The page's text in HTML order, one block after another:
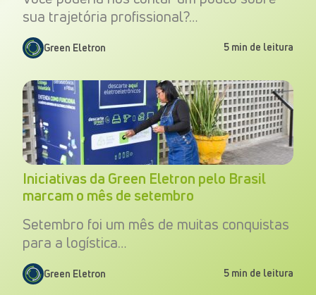
sua trajetória profissional?…
Green Eletron 5 min de leitura
Iniciativas da Green Eletron pelo Brasil
marcam o mês de setembro
Setembro foi um mês de muitas conquistas
para a logística…
Green Eletron 5 min de leitura